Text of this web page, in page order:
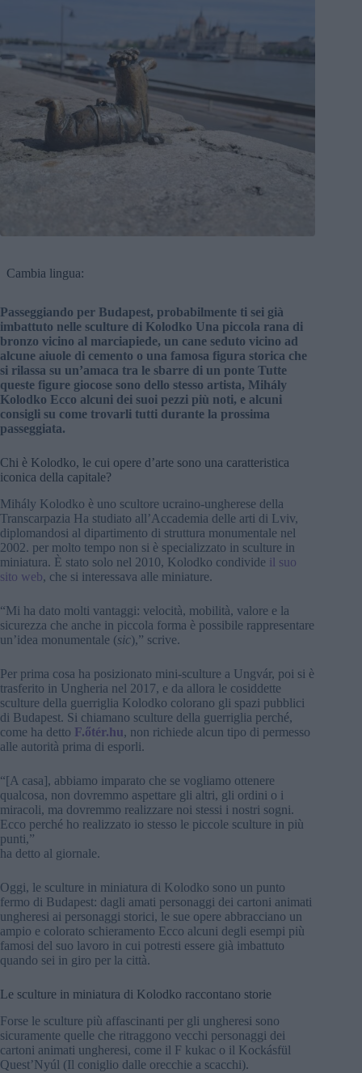
Cambia lingua:
Passeggiando per Budapest, probabilmente ti sei già
imbattuto nelle sculture di Kolodko Una piccola rana di
bronzo vicino al marciapiede, un cane seduto vicino ad
alcune aiuole di cemento o una famosa figura storica che
si rilassa su un’amaca tra le sbarre di un ponte Tutte
queste figure giocose sono dello stesso artista, Mihály
Kolodko Ecco alcuni dei suoi pezzi più noti, e alcuni
consigli su come trovarli tutti durante la prossima
passeggiata.
Chi è Kolodko, le cui opere d’arte sono una caratteristica
iconica della capitale?
Mihály Kolodko è uno scultore ucraino-ungherese della
Transcarpazia Ha studiato all’Accademia delle arti di Lviv,
diplomandosi al dipartimento di struttura monumentale nel
2002. per molto tempo non si è specializzato in sculture in
miniatura. È stato solo nel 2010, Kolodko condivide il suo
sito web, che si interessava alle miniature.
“Mi ha dato molti vantaggi: velocità, mobilità, valore e la
sicurezza che anche in piccola forma è possibile rappresentare
un’idea monumentale (sic),” scrive.
Per prima cosa ha posizionato mini-sculture a Ungvár, poi si è
trasferito in Ungheria nel 2017, e da allora le cosiddette
sculture della guerriglia Kolodko colorano gli spazi pubblici
di Budapest. Si chiamano sculture della guerriglia perché,
come ha detto F.őtér.hu, non richiede alcun tipo di permesso
alle autorità prima di esporli.
“[A casa], abbiamo imparato che se vogliamo ottenere
qualcosa, non dovremmo aspettare gli altri, gli ordini o i
miracoli, ma dovremmo realizzare noi stessi i nostri sogni.
Ecco perché ho realizzato io stesso le piccole sculture in più
punti,”
ha detto al giornale.
Oggi, le sculture in miniatura di Kolodko sono un punto
fermo di Budapest: dagli amati personaggi dei cartoni animati
ungheresi ai personaggi storici, le sue opere abbracciano un
ampio e colorato schieramento Ecco alcuni degli esempi più
famosi del suo lavoro in cui potresti essere già imbattuto
quando sei in giro per la città.
Le sculture in miniatura di Kolodko raccontano storie
Forse le sculture più affascinanti per gli ungheresi sono
sicuramente quelle che ritraggono vecchi personaggi dei
cartoni animati ungheresi, come il F kukac o il Kockásfül
Quest’Nyúl (Il coniglio dalle orecchie a scacchi).